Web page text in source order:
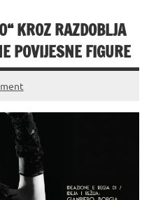
KROZ RAZDOBLJA
POVIJESNE FIGURE